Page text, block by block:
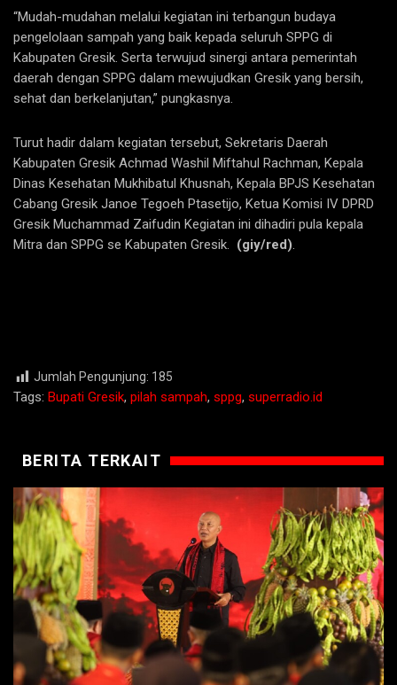
“Mudah-mudahan melalui kegiatan ini terbangun budaya
pengelolaan sampah yang baik kepada seluruh SPPG di
Kabupaten Gresik. Serta terwujud sinergi antara pemerintah
daerah dengan SPPG dalam mewujudkan Gresik yang bersih,
sehat dan berkelanjutan,” pungkasnya.
Turut hadir dalam kegiatan tersebut, Sekretaris Daerah
Kabupaten Gresik Achmad Washil Miftahul Rachman, Kepala
Dinas Kesehatan Mukhibatul Khusnah, Kepala BPJS Kesehatan
Cabang Gresik Janoe Tegoeh Ptasetijo, Ketua Komisi IV DPRD
Gresik Muchammad Zaifudin Kegiatan ini dihadiri pula kepala
Mitra dan SPPG se Kabupaten Gresik. (giy/red).
Jumlah Pengunjung: 185
Tags: Bupati Gresik, pilah sampah, sppg, superradio.id
BERITA TERKAIT